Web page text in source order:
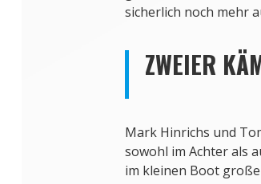
sicherlich noch mehr
ZWEIER
Mark Hinrichs und
sowohl im Achter als
im kleinen Boot